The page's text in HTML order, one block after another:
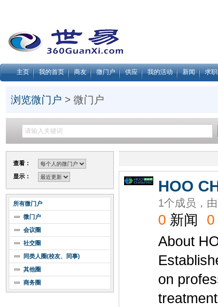
主页 我的首页 商友 微门户 供应 我的活动 新闻 求
浏览微门户 > 微门户
查看：
显示：
所有微门户
微门户
会议圈
社交圈
同类人圈(校友、同事)
其他圈
商务圈
HOO
1个成员，由
0 新闻 0
About
on